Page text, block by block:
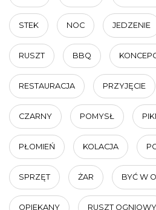
STEK NOC JEDZENIE
RUSZT BBQ
RESTAURACJA PRZYJĘCIE
CZARNY POMYSŁ
PŁOMIEŃ KOLACJA
SPRZĘT ŻAR BYĆ W
OPIEKANY RUSZT OGNIOWY